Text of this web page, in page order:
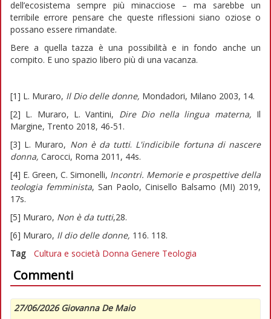
dell’ecosistema sempre più minacciose – ma sarebbe un
terribile errore pensare che queste riflessioni siano oziose o
possano essere rimandate.
Bere a quella tazza è una possibilità e in fondo anche un
compito. E uno spazio libero più di una vacanza.
[1] L. Muraro, Il Dio delle donne, Mondadori, Milano 2003, 14.
[2] L. Muraro, L. Vantini, Dire Dio nella lingua materna, Il
Margine, Trento 2018, 46-51.
[3] L. Muraro, Non è da tutti. L'indicibile fortuna di nascere
donna, Carocci, Roma 2011, 44s.
[4] E. Green, C. Simonelli, Incontri. Memorie e prospettive della
teologia femminista, San Paolo, Cinisello Balsamo (MI) 2019,
17s.
[5] Muraro, Non è da tutti,28.
[6] Muraro, Il dio delle donne, 116. 118.
Tag
Cultura e società Donna Genere Teologia
Commenti
27/06/2026 Giovanna De Maio